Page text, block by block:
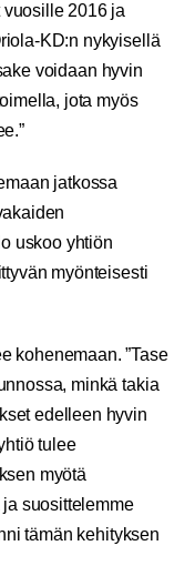
2016 ja
KD:n nykyisellä
voidaan hyvin
jota myös
jatkossa
uskoo yhtiön
myönteisesti
kohenemaan. ”Tase
minkä takia
edelleen hyvin
tulee
myötä
suosittelemme
tämän kehityksen